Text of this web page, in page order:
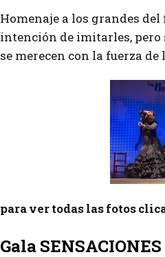
Homenaje a los grandes
intención de imitarles,
se merecen con la fuerza
para ver todas las fotos
Gala